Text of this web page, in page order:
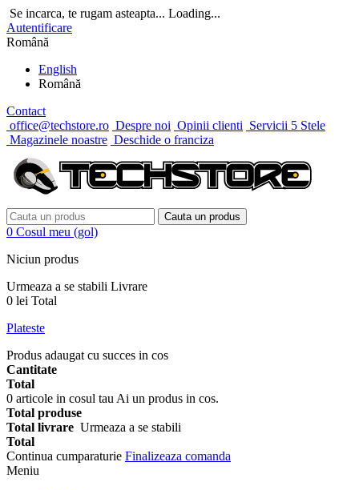
Se incarca, te rugam asteapta... Loading...
Autentificare
Română
English
Română
Contact
office@techstore.ro Despre noi Opinii clienti Servicii 5 Stele
Magazinele noastre Deschide o franciza
Cauta un produs
0 Cosul meu (gol)
Niciun produs
Urmeaza a se stabili Livrare
0 lei Total
Plateste
Produs adaugat cu succes in cos
Cantitate
Total
0 articole in cosul tau Ai un produs in cos.
Total produse
Total livrare Urmeaza a se stabili
Total
Continua cumparaturie Finalizeaza comanda
Meniu